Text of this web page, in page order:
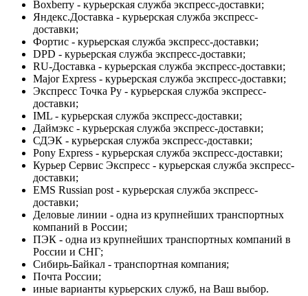
Boxberry - курьерская служба экспресс-доставки;
Яндекс.Доставка - курьерская служба экспресс-
доставки;
Фортис - курьерская служба экспресс-доставки;
DPD - курьерская служба экспресс-доставки;
RU-Доставка - курьерская служба экспресс-доставки;
Major Express - курьерская служба экспресс-доставки;
Экспресс Точка Ру - курьерская служба экспресс-
доставки;
IML - курьерская служба экспресс-доставки;
Даймэкс - курьерская служба экспресс-доставки;
СДЭК - курьерская служба экспресс-доставки;
Pony Express - курьерская служба экспресс-доставки;
Курьер Сервис Экспресс - курьерская служба экспресс-
доставки;
EMS Russian post - курьерская служба экспресс-
доставки;
Деловые линии - одна из крупнейших транспортных
компаний в России;
ПЭК - одна из крупнейших транспортных компаний в
России и СНГ;
Сибирь-Байкал - транспортная компания;
Почта России;
иные варианты курьерских служб, на Ваш выбор.